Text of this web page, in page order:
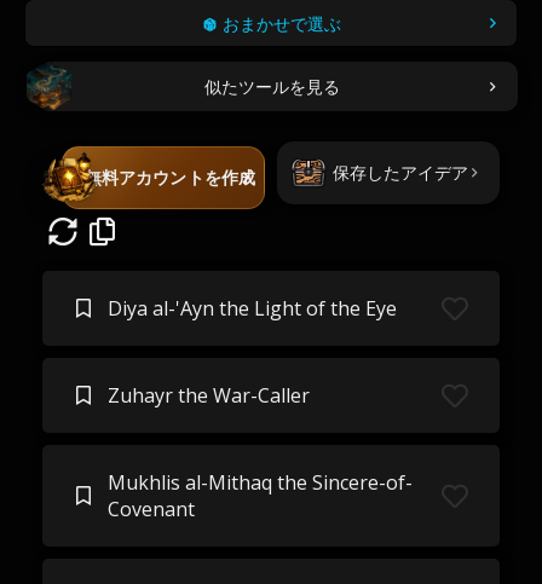
おまかせで選ぶ
似たツールを見る
無料アカウントを作成 保存したアイデア
Diya al-'Ayn the Light of the Eye
Zuhayr the War-Caller
Mukhlis al-Mithaq the Sincere-of-
Covenant